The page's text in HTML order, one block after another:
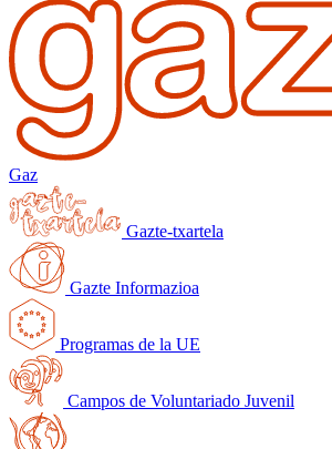
Gaz
Gazte-txartela
Gazte Informazioa
Programas de la UE
Campos de Voluntariado Juvenil